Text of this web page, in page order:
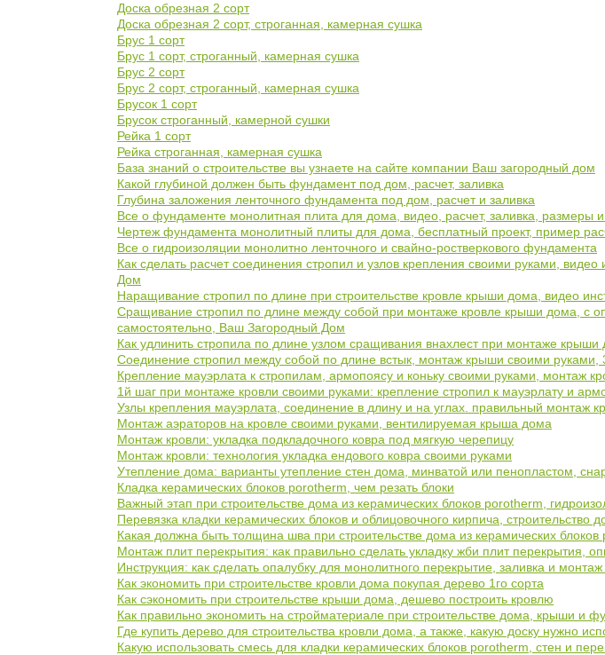
Доска обрезная 2 сорт
Доска обрезная 2 сорт, строганная, камерная сушка
Брус 1 сорт
Брус 1 сорт, строганный, камерная сушка
Брус 2 сорт
Брус 2 сорт, строганный, камерная сушка
Брусок 1 сорт
Брусок строганный, камерной сушки
Рейка 1 сорт
Рейка строганная, камерная сушка
База знаний о строительстве вы узнаете на сайте компании Ваш загородный дом
Какой глубиной должен быть фундамент под дом, расчет, заливка
Глубина заложения ленточного фундамента под дом, расчет и заливка
Все о фундаменте монолитная плита для дома, видео, расчет, заливка, размеры
Чертеж фундамента монолитный плиты для дома, бесплатный проект, пример
Все о гидроизоляции монолитно ленточного и свайно-ростверкового фундамента
Как сделать расчет соединения стропил и узлов крепления своими руками,
Дом
Наращивание стропил по длине при строительстве кровле крыши дома, видео
Сращивание стропил по длине между собой при монтаже кровле крыши дома, с
самостоятельно, Ваш Загородный Дом
Как удлинить стропила по длине узлом сращивания внахлест при монтаже
Соединение стропил между собой по длине встык, монтаж крыши своими
Крепление мауэрлата к стропилам, армопоясу и коньку своими руками, монтаж
1й шаг при монтаже кровли своими руками: крепление стропил к мауэрлату и
Узлы крепления мауэрлата, соединение в длину и на углах. правильный монтаж
Монтаж аэраторов на кровле своими руками, вентилируемая крыша дома
Монтаж кровли: укладка подкладочного ковра под мягкую черепицу
Монтаж кровли: технология укладка ендового ковра своими руками
Утепление дома: варианты утепление стен дома, минватой или пенопластом,
Кладка керамических блоков porotherm, чем резать блоки
Важный этап при строительстве дома из керамических блоков porotherm,
Перевязка кладки керамических блоков и облицовочного кирпича, строительство
Какая должна быть толщина шва при строительстве дома из керамических
Монтаж плит перекрытия: как правильно сделать укладку жби плит перекрытия,
Инструкция: как сделать опалубку для монолитного перекрытие, заливка и
Как экономить при строительстве кровли дома покупая дерево 1го сорта
Как сэкономить при строительстве крыши дома, дешево построить кровлю
Как правильно экономить на стройматериале при строительстве дома, крыши и
Где купить дерево для строительства кровли дома, а также, какую доску нужно
Какую использовать смесь для кладки керамических блоков porotherm, стен и